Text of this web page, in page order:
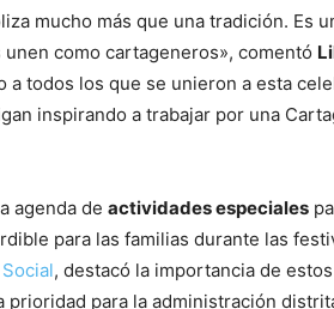
mucho más que una tradición. Es
unen como cartageneros», comentó
a todos los que se unieron a esta
inspirando a trabajar por una
agenda de actividades especiales
para las familias durante las
, destacó la importancia de
para la administración